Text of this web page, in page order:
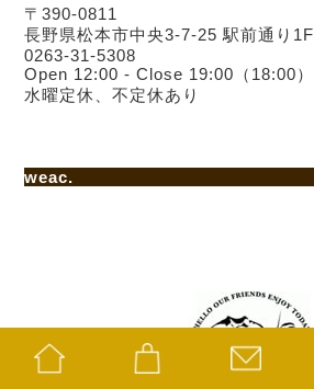
〒390-0811
長野県松本市中央3-7-25 駅前通り1F
0263-31-5308
Open 12:00 - Close 19:00（18:00）
水曜定休、不定休あり
weac.